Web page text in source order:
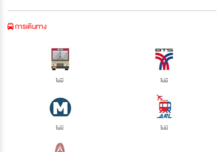
การเดินทาง
ไม่มี ไม่มี
ไม่มี ไม่มี